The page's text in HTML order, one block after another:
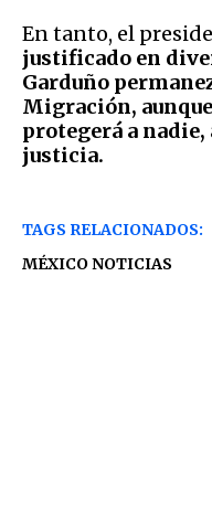
En tanto, el
justificado en
Garduño
Migración,
protegerá a nadie,
justicia.
TAGS RELACIONADOS:
MÉXICO NOTICIAS